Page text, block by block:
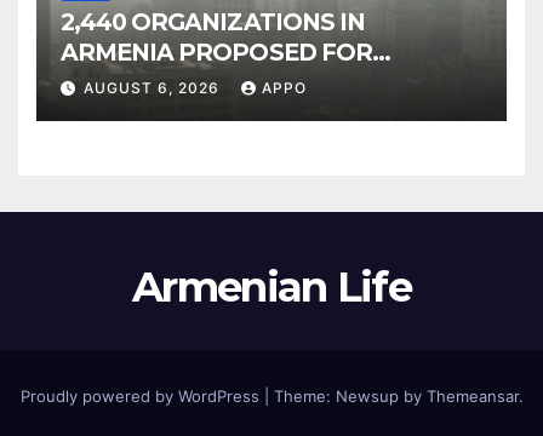
2,440 ORGANIZATIONS IN
ARMENIA PROPOSED FOR
INCLUSION IN LIST OF AIR
AUGUST 6, 2026 APPO
Armenian Life
Proudly powered by WordPress Theme: Newsup by Themeansar.